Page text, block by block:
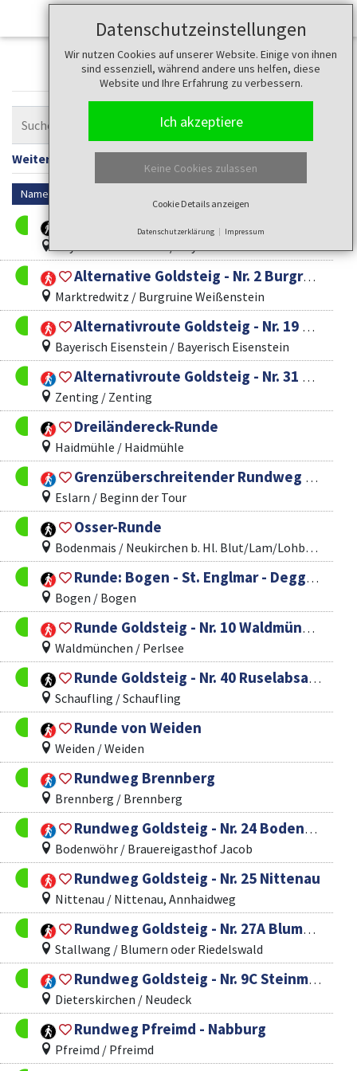
Datenschutzeinstellungen
Wir nutzen Cookies auf unserer Website. Einige von ihnen
sind essenziell, während andere uns helfen, diese
Website und Ihre Erfahrung zu verbessern.
Ich akzeptiere
Keine Cookies zulassen
Cookie Details anzeigen
Datenschutzerklärung Impressum
Touren
Weitere Filter anzeigen
Name
Urwald hautnah - durch den Nationalpark Bayer. Wald
Bayerisch Eisenstein / Bayer. Eisenstein
Alternative Goldsteig - Nr. 2 Burgruine Weißenstein - Waldeck - Parkstein - Neustadt / WN
Marktredwitz / Burgruine Weißenstein
Alternativroute Goldsteig - Nr. 19 Bayerisch Eisenstein - Zwiesel - Frauenau - Spiegelau - St. Oswald-Riedlhütte - Neuschönau - Mauth
Bayerisch Eisenstein / Bayerisch Eisenstein
Alternativroute Goldsteig - Nr. 31 Zenting - Ranfels - Manzenreuth
Zenting / Zenting
Dreiländereck-Runde
Haidmühle / Haidmühle
Grenzüberschreitender Rundweg Eslarn-Waldorf/CZ-Friedrichshäng-Nurtschweg
Eslarn / Beginn der Tour
Osser-Runde
Bodenmais / Neukirchen b. Hl. Blut/Lam/Lohberg/Arrach/Hohenwarth
Runde: Bogen - St. Englmar - Deggendorf
Bogen / Bogen
Runde Goldsteig - Nr. 10 Waldmünchen
Waldmünchen / Perlsee
Runde Goldsteig - Nr. 40 Ruselabsatz - Schaufling - Datting
Schaufling / Schaufling
Runde von Weiden
Weiden / Weiden
Rundweg Brennberg
Brennberg / Brennberg
Rundweg Goldsteig - Nr. 24 Bodenwöhr
Bodenwöhr / Brauereigasthof Jacob
Rundweg Goldsteig - Nr. 25 Nittenau
Nittenau / Nittenau, Annhaidweg
Rundweg Goldsteig - Nr. 27A Blumern - Haibach - Elisabethszell - Konzell - Denkzell - Blumern
Stallwang / Blumern oder Riedelswald
Rundweg Goldsteig - Nr. 9C Steinmoosweg
Dieterskirchen / Neudeck
Rundweg Pfreimd - Nabburg
Pfreimd / Pfreimd